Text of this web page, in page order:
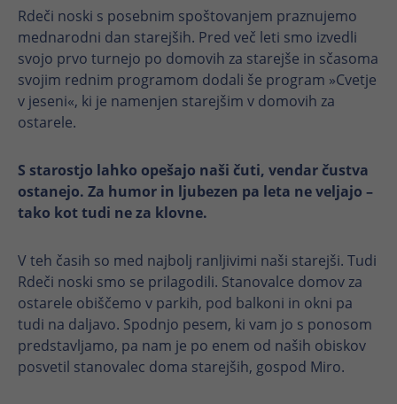
Rdeči noski s posebnim spoštovanjem praznujemo
mednarodni dan starejših. Pred več leti smo izvedli
svojo prvo turnejo po domovih za starejše in sčasoma
svojim rednim programom dodali še program »Cvetje
v jeseni«, ki je namenjen starejšim v domovih za
ostarele.
S starostjo lahko opešajo naši čuti, vendar čustva
ostanejo. Za humor in ljubezen pa leta ne veljajo –
tako kot tudi ne za klovne.
V teh časih so med najbolj ranljivimi naši starejši. Tudi
Rdeči noski smo se prilagodili. Stanovalce domov za
ostarele obiščemo v parkih, pod balkoni in okni pa
tudi na daljavo. Spodnjo pesem, ki vam jo s ponosom
predstavljamo, pa nam je po enem od naših obiskov
posvetil stanovalec doma starejših, gospod Miro.
brezhibno.
Ime cookie_optin
Ponudnik TYPO3
trajanje
Namen
Ta piškotek se uporablja za
shranjevanje vaših nastavitev piškotkov
za to spletno mesto.
Ime SgCookieOptin.lastPreferences
Ponudnik TYPO3
trajanje 1 leto
Ta vrednost shranjuje vaše nastavitve
Prikaži informacije o piškotkih
Analitika
Ponudnik Google
trajanje 2 leti
Namen
dodelitvijo naključno ustvarjene
identifikacijske številke
Ime _ga_*